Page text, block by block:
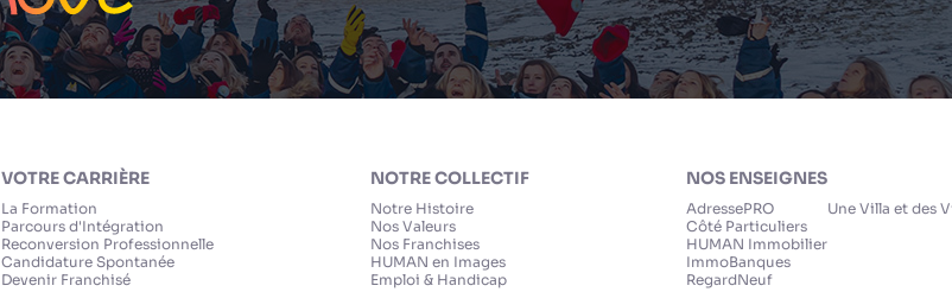
VOTRE CARRIÈRE
La Formation
Parcours d'Intégration
Reconversion Professionnelle
Candidature Spontanée
Devenir Franchisé
NOTRE COLLECTIF
Notre Histoire
Nos Valeurs
Nos Franchises
HUMAN en Images
Emploi & Handicap
NOS ENSEIGNES
AdressePRO
Côté Particuliers
HUMAN Immobilier
ImmoBanques
RegardNeuf
Une Villa et des